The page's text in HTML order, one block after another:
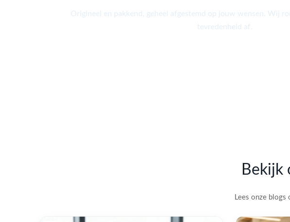
Origineel en pakkend, geheel afgestemd op jouw wensen. Wij
tevredenheid af.
Bekijk
Lees onze blogs